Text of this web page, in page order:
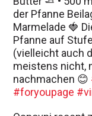
der Pfanne
Marmelade 🍓
Pfanne auf
(vielleicht auch
meistens nicht,
nachmachen 😊
#foryoupage